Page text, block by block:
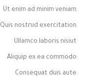
Ut enim ad minim veniam
Quis nostrud exercitation
Ullamco laboris nisiut
Aliquip ex ea commodo
Consequat duis aute